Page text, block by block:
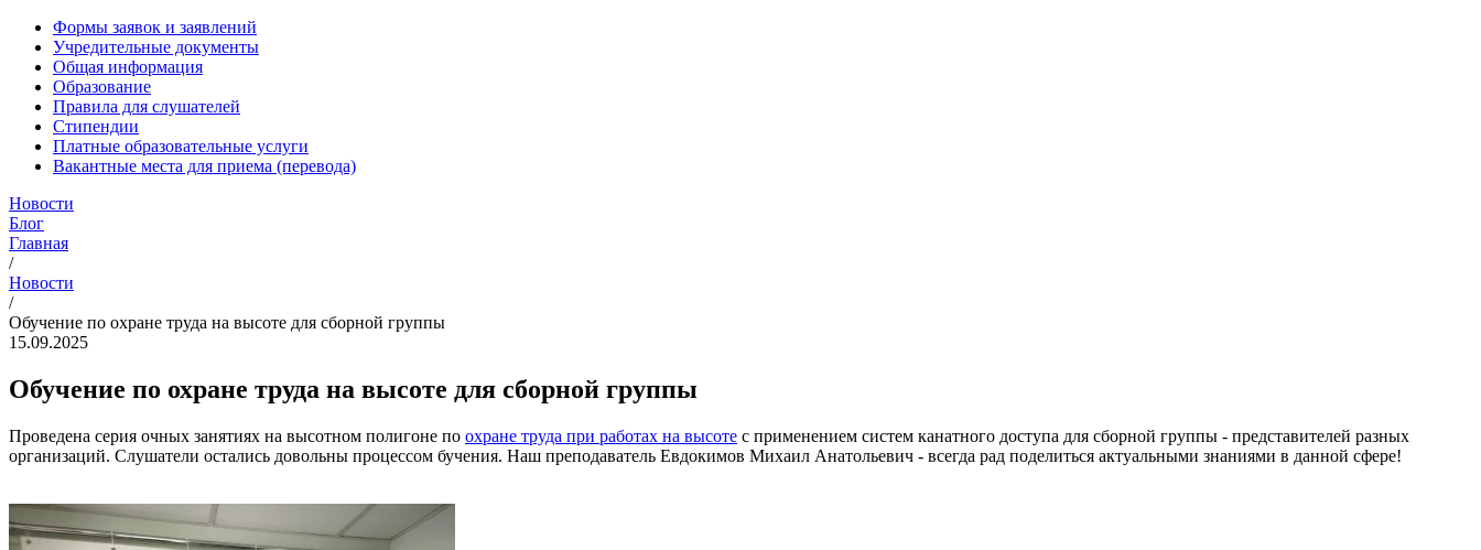
Формы заявок и заявлений
Учредительные документы
Общая информация
Образование
Правила для слушателей
Стипендии
Платные образовательные услуги
Вакантные места для приема (перевода)
Новости
Блог
Главная
/
Новости
/
Обучение по охране труда на высоте для сборной группы
15.09.2025
Обучение по охране труда на высоте для сборной группы
Проведена серия очных занятиях на высотном полигоне по охране труда при работах на высоте с применением систем канатного доступа для сборной группы - представителей разных
организаций. Слушатели остались довольны процессом бучения. Наш преподаватель Евдокимов Михаил Анатольевич - всегда рад поделиться актуальными знаниями в данной сфере!